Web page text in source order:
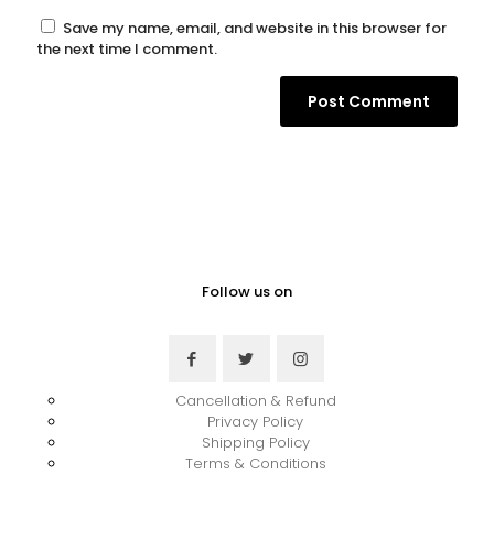
Save my name, email, and website in this browser for
the next time I comment.
Follow us on
Cancellation & Refund
Privacy Policy
Shipping Policy
Terms & Conditions